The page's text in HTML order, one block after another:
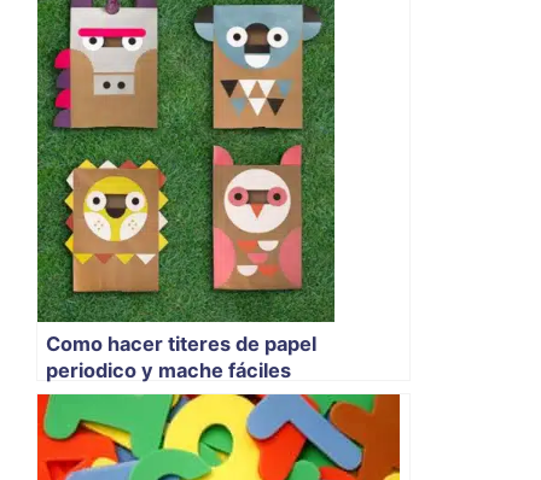
Como hacer titeres de papel
periodico y mache fáciles